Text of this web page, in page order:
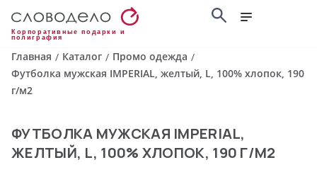
Корпоративные подарки и
полиграфия
Главная / Каталог / Промо одежда /
Футболка мужская IMPERIAL, желтый, L, 100% хлопок, 190
г/м2
ФУТБОЛКА МУЖСКАЯ IMPERIAL,
ЖЕЛТЫЙ, L, 100% ХЛОПОК, 190 Г/М2